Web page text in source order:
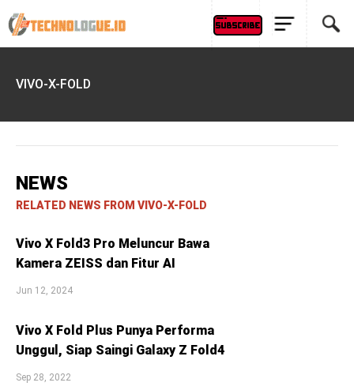
VIVO-X-FOLD
NEWS
RELATED NEWS FROM VIVO-X-FOLD
Vivo X Fold3 Pro Meluncur Bawa
Kamera ZEISS dan Fitur AI
Jun 12, 2024
Vivo X Fold Plus Punya Performa
Unggul, Siap Saingi Galaxy Z Fold4
Sep 28, 2022